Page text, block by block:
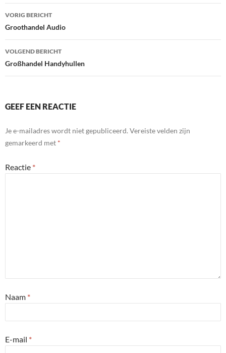
Bericht
navigatie
VORIG BERICHT
Groothandel Audio
VOLGEND BERICHT
Großhandel Handyhullen
GEEF EEN REACTIE
Je e-mailadres wordt niet gepubliceerd. Vereiste velden zijn
gemarkeerd met *
Reactie *
Naam *
E-mail *